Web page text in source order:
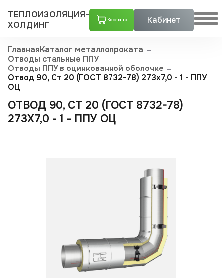
ТЕПЛОИЗОЛЯЦИЯ-
ХОЛДИНГ
Корзина Кабинет
ГлавнаяКаталог металлопроката
Отводы стальные ППУ
Отводы ППУ в оцинкованной оболочке
Отвод 90, Ст 20 (ГОСТ 8732-78) 273x7,0 - 1 - ППУ
ОЦ
ОТВОД 90, СТ 20 (ГОСТ 8732-78)
273X7,0 - 1 - ППУ ОЦ